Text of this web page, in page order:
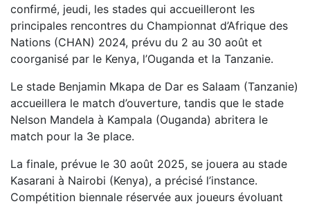
confirmé, jeudi, les stades qui accueilleront les
principales rencontres du Championnat d’Afrique des
Nations (CHAN) 2024, prévu du 2 au 30 août et
coorganisé par le Kenya, l’Ouganda et la Tanzanie.
Le stade Benjamin Mkapa de Dar es Salaam (Tanzanie)
accueillera le match d’ouverture, tandis que le stade
Nelson Mandela à Kampala (Ouganda) abritera le
match pour la 3e place.
La finale, prévue le 30 août 2025, se jouera au stade
Kasarani à Nairobi (Kenya), a précisé l’instance.
Compétition biennale réservée aux joueurs évoluant